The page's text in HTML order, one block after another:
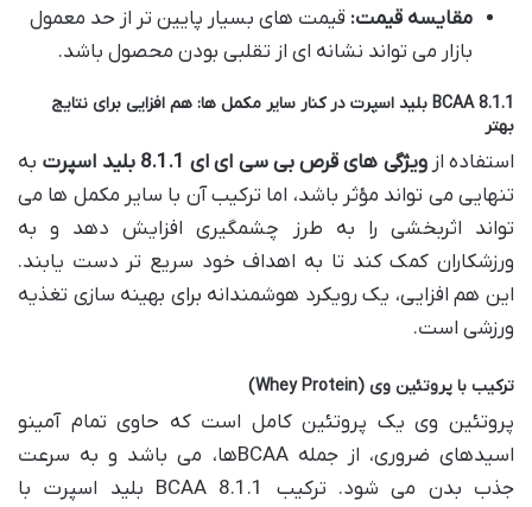
مقایسه قیمت: قیمت های بسیار پایین تر از حد معمول
بازار می تواند نشانه ای از تقلبی بودن محصول باشد.
BCAA 8.1.1 بلید اسپرت در کنار سایر مکمل ها: هم افزایی برای نتایج
بهتر
استفاده ازویژگی های قرص بی سی ای ای 8.1.1 بلید اسپرت
به
تنهایی می تواند مؤثر باشد، اما ترکیب آن با سایر مکمل ها می
تواند اثربخشی را به طرز چشمگیری افزایش دهد و به
ورزشکاران کمک کند تا به اهداف خود سریع تر دست یابند.
این هم افزایی، یک رویکرد هوشمندانه برای بهینه سازی تغذیه
ورزشی است.
ترکیب با پروتئین وی (Whey Protein)
پروتئین وی یک پروتئین کامل است که حاوی تمام آمینو
اسیدهای ضروری، از جمله BCAAها، می باشد و به سرعت
جذب بدن می شود. ترکیب BCAA 8.1.1 بلید اسپرت با